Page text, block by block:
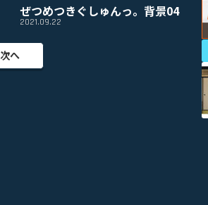
ぜつめつきぐしゅんっ。背景04
2021.09.22
次へ